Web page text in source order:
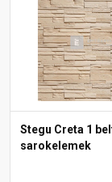
Stegu Creta 1
sarokelemek